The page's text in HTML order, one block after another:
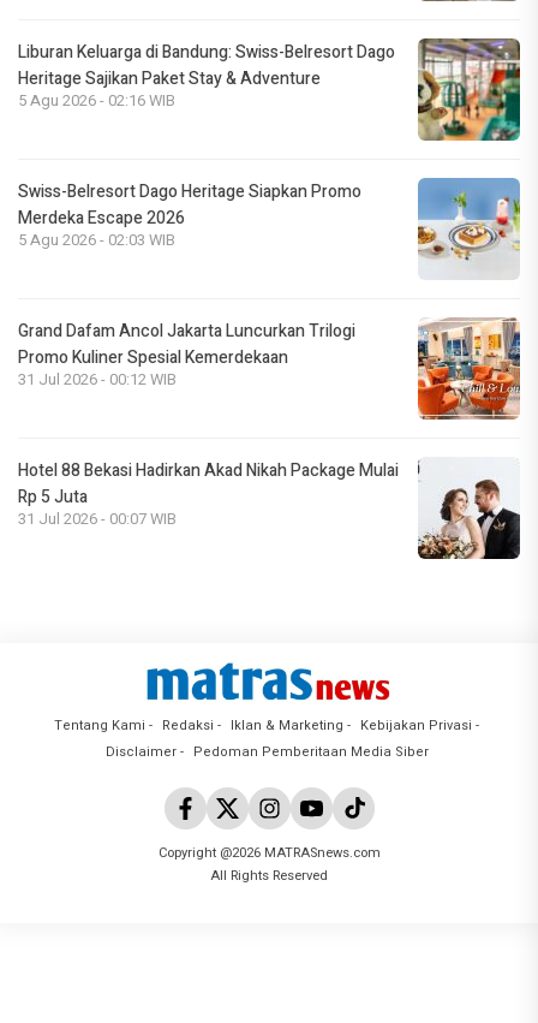
Liburan Keluarga di Bandung: Swiss-Belresort Dago
Heritage Sajikan Paket Stay & Adventure
5 Agu 2026 - 02:16 WIB
Swiss-Belresort Dago Heritage Siapkan Promo
Merdeka Escape 2026
5 Agu 2026 - 02:03 WIB
Grand Dafam Ancol Jakarta Luncurkan Trilogi
Promo Kuliner Spesial Kemerdekaan
31 Jul 2026 - 00:12 WIB
Hotel 88 Bekasi Hadirkan Akad Nikah Package Mulai
Rp 5 Juta
31 Jul 2026 - 00:07 WIB
Tentang Kami Redaksi Iklan & Marketing
Kebijakan Privasi
Disclaimer
Pedoman Pemberitaan Media Siber
Copyright @2026 MATRASnews.com
All Rights Reserved